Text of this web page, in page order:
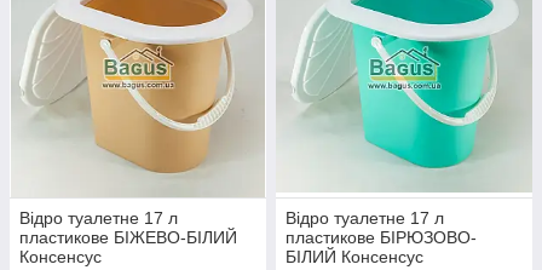
Відро туалетне 17 л
пластикове БІЖЕВО-БІЛИЙ
Консенсус
Відро туалетне 17 л
пластикове БІРЮЗОВО-
БІЛИЙ Консенсус